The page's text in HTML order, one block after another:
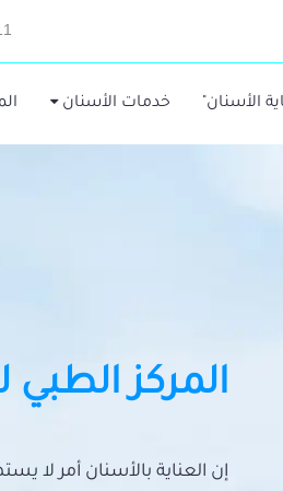
الأسنان" خدمات الأسنان
المركز الطبي
إن العناية بالأسنان أمر لا